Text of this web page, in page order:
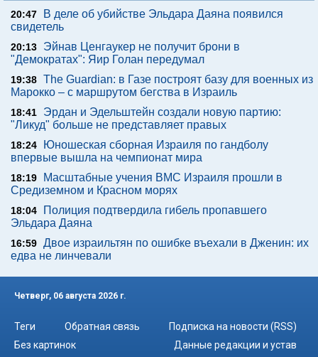
20:47
В деле об убийстве Эльдара Даяна появился
свидетель
20:13
Эйнав Ценгаукер не получит брони в
"Демократах": Яир Голан передумал
19:38 The Guardian: в Газе построят базу для военных из
Марокко – с маршрутом бегства в Израиль
18:41
Эрдан и Эдельштейн создали новую партию:
"Ликуд" больше не представляет правых
18:24
Юношеская сборная Израиля по гандболу
впервые вышла на чемпионат мира
18:19
Масштабные учения ВМС Израиля прошли в
Средиземном и Красном морях
18:04
Полиция подтвердила гибель пропавшего
Эльдара Даяна
16:59 Двое израильтян по ошибке въехали в Дженин: их
едва не линчевали
Четверг, 06 августа 2026 г.
Теги Обратная связь
Подписка на новости (RSS)
Без картинок
Данные редакции и устав